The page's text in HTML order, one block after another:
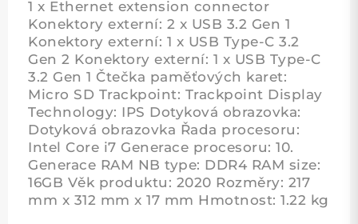
1 x Ethernet extension connector
Konektory externí: 2 x USB 3.2 Gen 1
Konektory externí: 1 x USB Type-C 3.2
Gen 2 Konektory externí: 1 x USB Type-C
3.2 Gen 1 Čtečka paměťových karet:
Micro SD Trackpoint: Trackpoint Display
Technology: IPS Dotyková obrazovka:
Dotyková obrazovka Řada procesoru:
Intel Core i7 Generace procesoru: 10.
Generace RAM NB type: DDR4 RAM size:
16GB Věk produktu: 2020 Rozměry: 217
mm x 312 mm x 17 mm Hmotnost: 1.22 kg